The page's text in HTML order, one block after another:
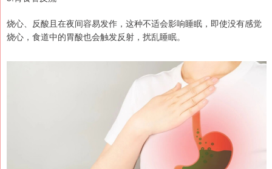
烧心、反酸且在夜间容易发作，这种不适会影响睡眠，即使没有感觉
烧心，食道中的胃酸也会触发反射，扰乱睡眠。